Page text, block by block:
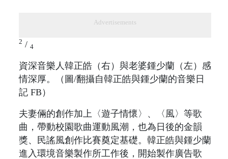
Advertisements
2 / 4
資深音樂人韓正皓（右）與老婆鍾少蘭（左）感
情深厚。（圖/翻攝自韓正皓與鍾少蘭的音樂日
記 FB）
夫妻倆的創作加上〈遊子情懷〉、〈風〉等歌
曲，帶動校園歌曲運動風潮，也為日後的金韻
獎、民謠風創作比賽奠定基礎。韓正皓與鍾少蘭
進入環境音樂製作所工作後，開始製作廣告歌